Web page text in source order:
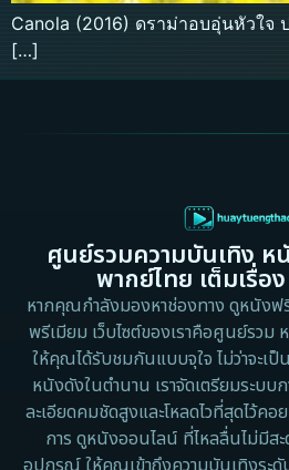
Canola (2016) ดราม่าอบอุ่นหัวใจ
[…]
ศูนย์รวมความบันเทิง ห
พากย์ไทย เต็มเรื่
หากคุณกำลังมองหาช่องทาง ดูหนัง
พรีเมียม เว็บไซต์ของเราคือศูนย์รวม
ให้คุณได้รับชมกันแบบจุใจ ไม่ว่าจะเ
หนังดังในตำนาน เราจัดเตรียมระบ
ละเอียดคมชัดสูงและโหลดไวที่สุดไว้ค
การ ดูหนังออนไลน์ ที่ไหลลื่นไม่มีส